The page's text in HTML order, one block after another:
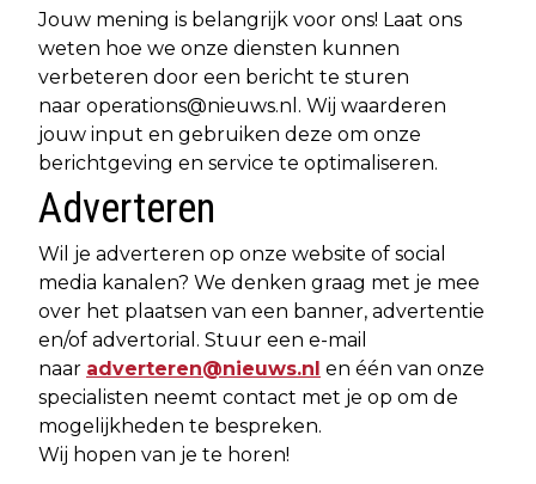
Jouw mening is belangrijk voor ons! Laat ons
weten hoe we onze diensten kunnen
verbeteren door een bericht te sturen
naar operations@nieuws.nl . Wij waarderen
jouw input en gebruiken deze om onze
berichtgeving en service te optimaliseren.
Adverteren
Wil je adverteren op onze website of social
media kanalen? We denken graag met je mee
over het plaatsen van een banner, advertentie
en/of advertorial. Stuur een e-mail
naar adverteren@nieuws.nl en één van onze
specialisten neemt contact met je op om de
mogelijkheden te bespreken.
Wij hopen van je te horen!